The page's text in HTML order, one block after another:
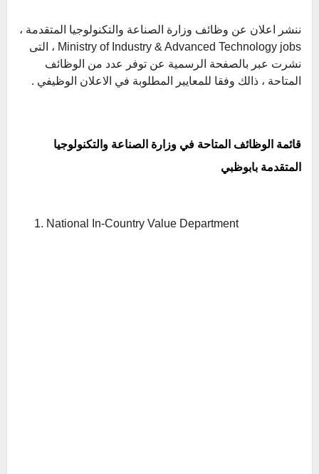
ننشر اعلان عن وظائف وزارة الصناعة والتكنولوجيا المتقدمة ،
Ministry of Industry & Advanced Technology jobs ، التى
نشرت عبر بالصفحة الرسمية عن توفر عدد من الوظائف
المتاحة ، ذالك وفقا للمعايير المطلوبة في الاعلان الوظيفي .
قائمة الوظائف المتاحة في وزارة الصناعة والتكنولوجيا
المتقدمة بابوظبي
National In-Country Value Department